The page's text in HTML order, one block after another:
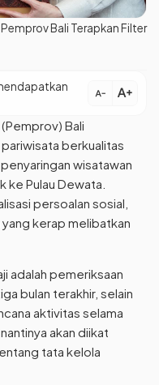
Bali Terapkan Filter
text_decrease text_increase
Bali
berkualitas
wisatawan
ke Pulau Dewata.
persoalan sosial,
kerap melibatkan
adalah pemeriksaan
bulan terakhir, selain
aktivitas selama
akan diikat
tata kelola